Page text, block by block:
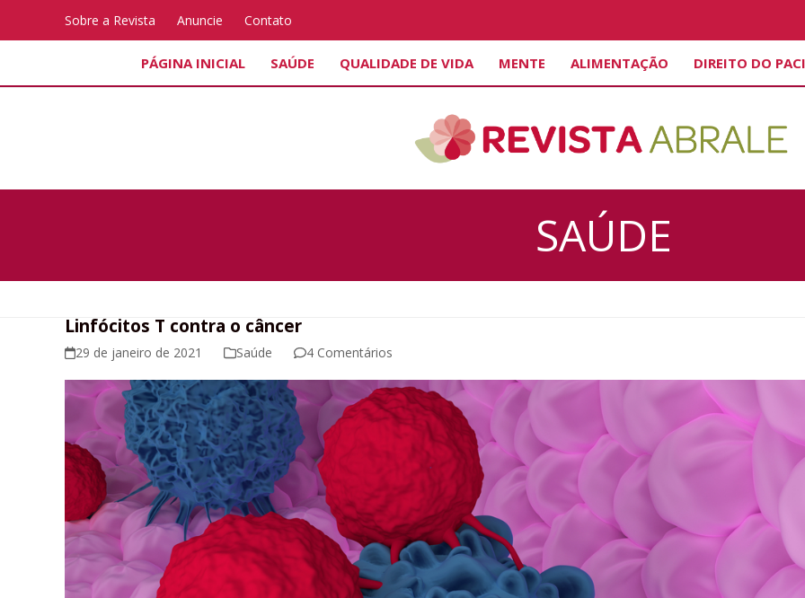
Sobre a Revista Anuncie Contato
PÁGINA INICIAL SAÚDE QUALIDADE DE VIDA MENTE ALIMENTAÇÃO DIREITO DO
SAÚDE
Linfócitos T contra o câncer
29 de janeiro de 2021 Saúde 4 Comentários